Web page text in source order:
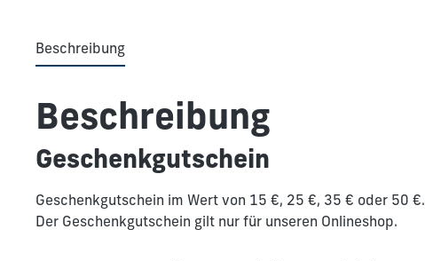
Beschreibung
Beschreibung
Geschenkgutschein
Geschenkgutschein im Wert von 15 €, 25 €, 35 € oder 50 €.
Der Geschenkgutschein gilt nur für unseren Onlineshop.